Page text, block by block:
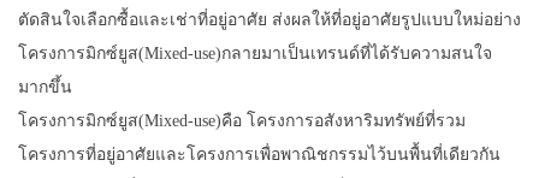
ตัดสินใจเลือกซื้อและเช่าที่อยู่อาศัย ส่งผลให้ที่อยู่อาศัยรูปแบบใหม่อย่าง
โครงการมิกซ์ยูส(Mixed-use)กลายมาเป็นเทรนด์ที่ได้รับความสนใจ
มากขึ้น
โครงการมิกซ์ยูส(Mixed-use)คือ โครงการอสังหาริมทรัพย์ที่รวม
โครงการที่อยู่อาศัยและโครงการเพื่อพาณิชกรรมไว้บนพื้นที่เดียวกัน